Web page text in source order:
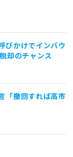
びかけでインバウ
却のチャンス
「撤回すれば高市